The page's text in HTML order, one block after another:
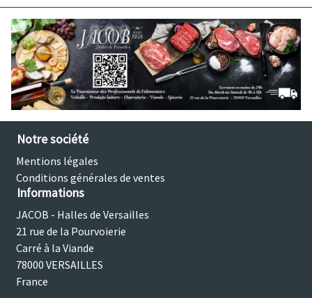
Notre société
Mentions légales
Conditions générales de ventes
Informations
JACOB - Halles de Versailles
21 rue de la Pourvoierie
Carré à la Viande
78000 VERSAILLES
France